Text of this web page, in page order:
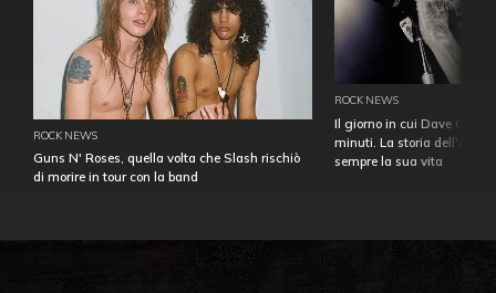
ROCK NEWS
Guns N' Roses, quella volta che Slash rischiò
di morire in tour con la band
ROCK NEWS
Il giorno in cui Dave
minuti. La storia
sempre la sua vita